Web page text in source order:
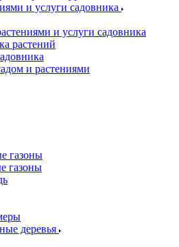
и услуги садовника
и услуги садовника
растений
и растениями
газоны
газоны
деревья